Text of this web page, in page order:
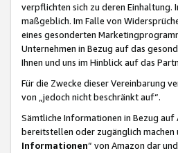
verpflichten sich zu deren Einhaltung.
maßgeblich. Im Falle von
eines gesonderten
Unternehmen in Bezug auf das
Ihnen und uns im Hinblick auf das
Für die Zwecke dieser Vereinbarung
von „jedoch nicht beschränkt auf“.
Sämtliche Informationen in Bezug auf
bereitstellen oder zugänglich
Informationen“ von Amazon dar